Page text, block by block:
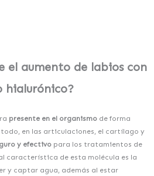
el aumento de labios con
hialurónico?
presente en el organismo de forma
en las articulaciones, el cartílago y
y efectivo para los tratamientos de
característica de esta molécula es la
y captar agua, además al estar